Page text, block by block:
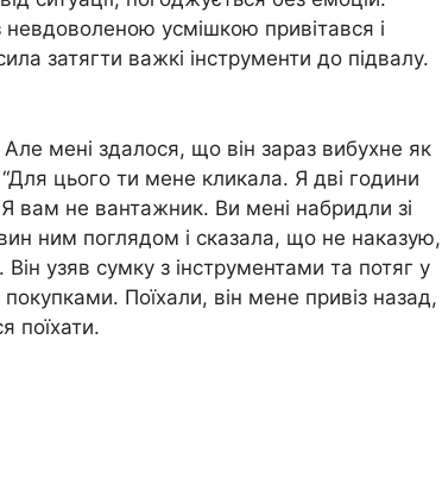
невдоволеною усмішкою привітався і
затягти важкі інструменти до підвалу.
Але мені здалося, що він зараз вибухне як
цього ти мене кликала. Я дві години
вам не вантажник. Ви мені набридли зі
ним поглядом і сказала, що не наказую,
узяв сумку з інструментами та потяг у
Поїхали, він мене привіз назад,
поїхати.